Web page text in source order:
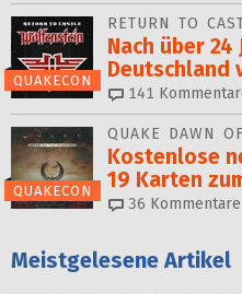
QUAKECON
RETURN TO
Nach über
Deutschland
141
QUAKECON
QUAKE DAWN
Kostenlose
19 Karten
36 Kommentare
Meistgelesene Artikel